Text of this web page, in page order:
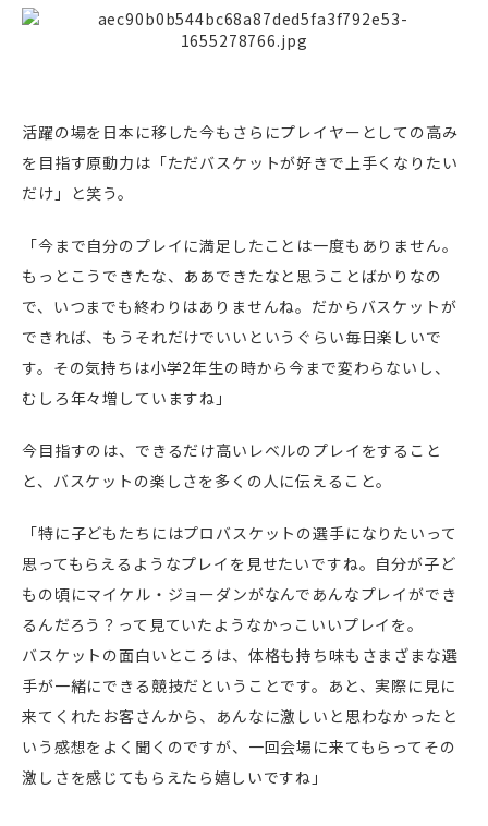
活躍の場を日本に移した今もさらにプレイヤーとしての高み
を目指す原動力は「ただバスケットが好きで上手くなりたい
だけ」と笑う。
「今まで自分のプレイに満足したことは一度もありません。
もっとこうできたな、ああできたなと思うことばかりなの
で、いつまでも終わりはありませんね。だからバスケットが
できれば、もうそれだけでいいというぐらい毎日楽しいで
す。その気持ちは小学2年生の時から今まで変わらないし、
むしろ年々増していますね」
今目指すのは、できるだけ高いレベルのプレイをすること
と、バスケットの楽しさを多くの人に伝えること。
「特に子どもたちにはプロバスケットの選手になりたいって
思ってもらえるようなプレイを見せたいですね。自分が子ど
もの頃にマイケル・ジョーダンがなんであんなプレイができ
るんだろう？って見ていたようなかっこいいプレイを。
バスケットの面白いところは、体格も持ち味もさまざまな選
手が一緒にできる競技だということです。あと、実際に見に
来てくれたお客さんから、あんなに激しいと思わなかったと
いう感想をよく聞くのですが、一回会場に来てもらってその
激しさを感じてもらえたら嬉しいですね」